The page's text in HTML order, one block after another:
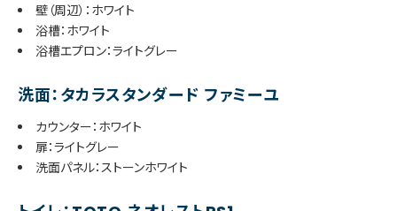
壁（周辺）：ホワイト
浴槽：ホワイト
浴槽エプロン：ライトグレー
洗面：タカラスタンダード ファミーユ
カウンター：ホワイト
扉：ライトグレー
洗面パネル：ストーンホワイト